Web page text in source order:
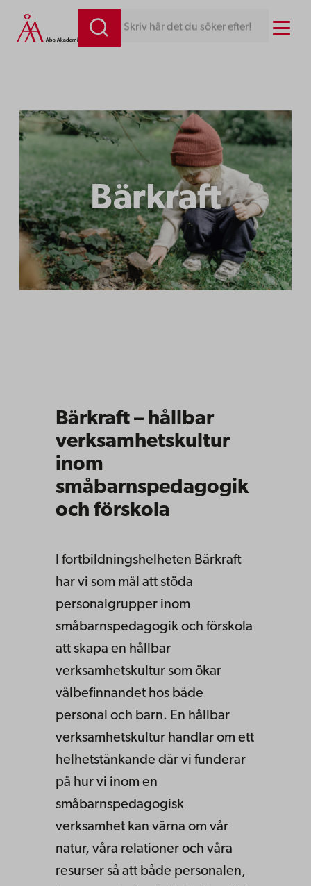
Hoppa
till
Skriv här det du söker efter! Menu
Bärkraft
Bärkraft – hållbar
verksamhetskultur
inom
småbarnspedagogik
och förskola
I fortbildningshelheten Bärkraft
har vi som mål att stöda
personalgrupper inom
småbarnspedagogik och förskola
att skapa en hållbar
verksamhetskultur som ökar
välbefinnandet hos både
personal och barn. En hållbar
verksamhetskultur handlar om ett
helhetstänkande där vi funderar
på hur vi inom en
småbarnspedagogisk
verksamhet kan värna om vår
natur, våra relationer och våra
resurser så att både personalen,